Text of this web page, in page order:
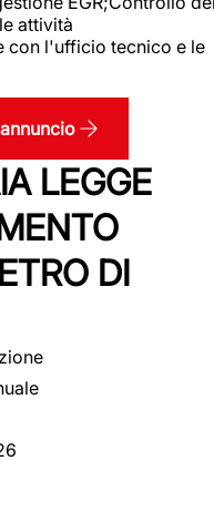
attività
con l'ufficio tecnico e le
LEGGE
DI